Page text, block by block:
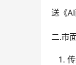
送《
二.市